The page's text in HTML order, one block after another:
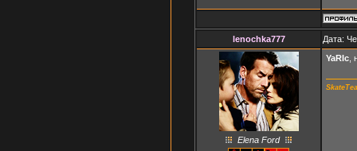
lenochka777 Дата:
Elena Ford
YaRIc